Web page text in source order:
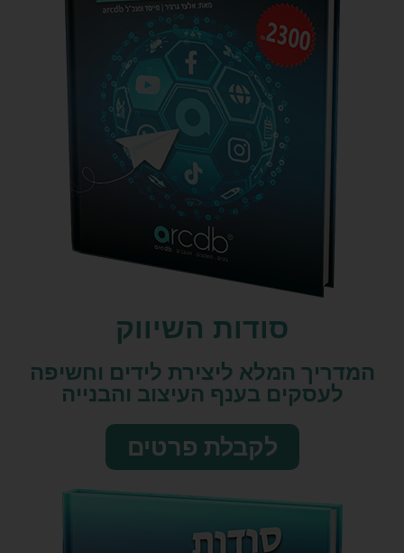
סודות השיווק​
המדריך המלא ליצירת לידים וחשיפה
לעסקים בענף העיצוב והבנייה
לקבלת פרטים